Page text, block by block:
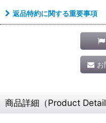
返品特約に関する重要事項
お
商品詳細（Product